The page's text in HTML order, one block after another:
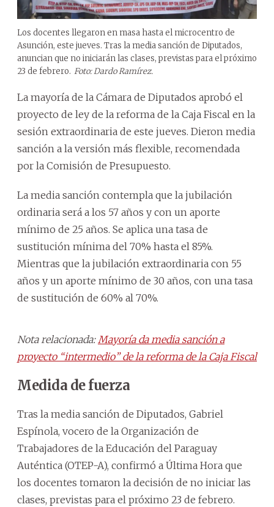
Los docentes llegaron en masa hasta el microcentro de
Asunción, este jueves. Tras la media sanción de Diputados,
anuncian que no iniciarán las clases, previstas para el próximo
23 de febrero. Foto: Dardo Ramírez.
La mayoría de la Cámara de Diputados aprobó el
proyecto de ley de la reforma de la Caja Fiscal en la
sesión extraordinaria de este jueves. Dieron media
sanción a la versión más flexible, recomendada
por la Comisión de Presupuesto.
La media sanción contempla que la jubilación
ordinaria será a los 57 años y con un aporte
mínimo de 25 años. Se aplica una tasa de
sustitución mínima del 70% hasta el 85%.
Mientras que la jubilación extraordinaria con 55
años y un aporte mínimo de 30 años, con una tasa
de sustitución de 60% al 70%.
Nota relacionada: Mayoría da media sanción a
proyecto “intermedio” de la reforma de la Caja Fiscal
Medida de fuerza
Tras la media sanción de Diputados, Gabriel
Espínola, vocero de la Organización de
Trabajadores de la Educación del Paraguay
Auténtica (OTEP-A), confirmó a Última Hora que
los docentes tomaron la decisión de no iniciar las
clases, previstas para el próximo 23 de febrero.